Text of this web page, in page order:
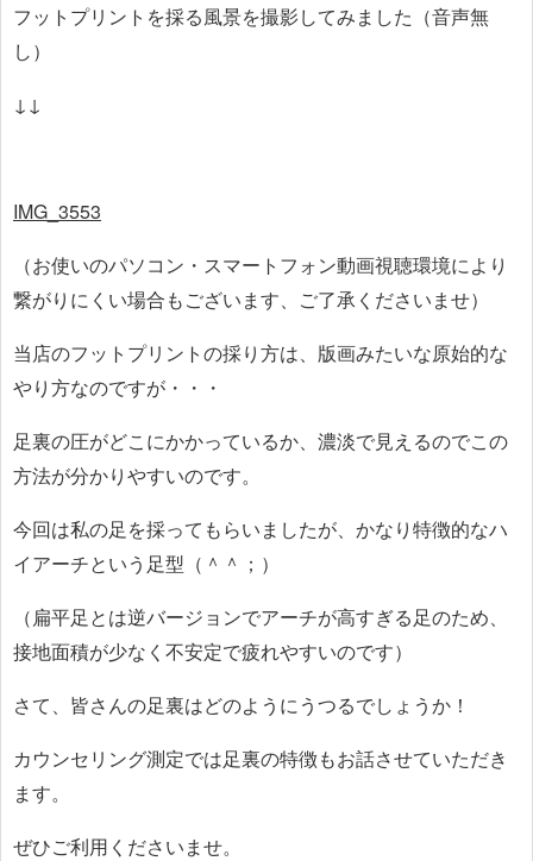
フットプリントを採る風景を撮影してみました（音声無
し）
↓↓
IMG_3553
（お使いのパソコン・スマートフォン動画視聴環境により
繋がりにくい場合もございます、ご了承くださいませ）
当店のフットプリントの採り方は、版画みたいな原始的な
やり方なのですが・・・
足裏の圧がどこにかかっているか、濃淡で見えるのでこの
方法が分かりやすいのです。
今回は私の足を採ってもらいましたが、かなり特徴的なハ
イアーチという足型（＾＾；）
（扁平足とは逆バージョンでアーチが高すぎる足のため、
接地面積が少なく不安定で疲れやすいのです）
さて、皆さんの足裏はどのようにうつるでしょうか！
カウンセリング測定では足裏の特徴もお話させていただき
ます。
ぜひご利用くださいませ。